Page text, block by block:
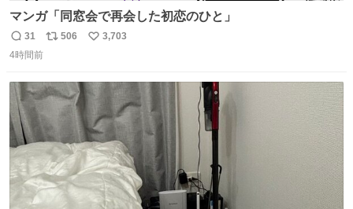
マンガ「同窓会で再会した初恋のひと」
返
信
31
リ
ト
506
い
数
3,703
4時間前